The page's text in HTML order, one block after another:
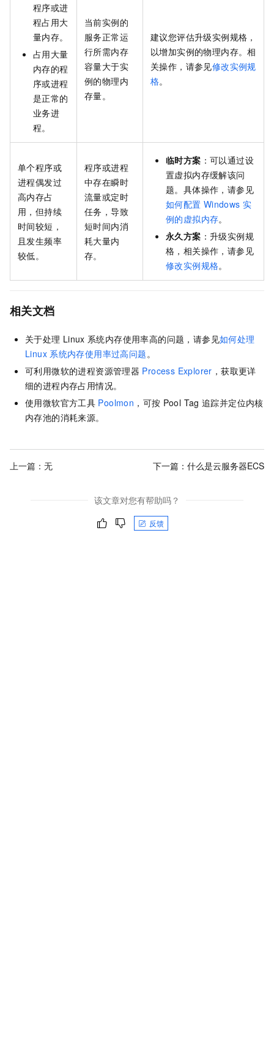
程序或进
程占用大
量内存。
占用大量
内存的程
序或进程
是正常的
业务进
程。
当前实例的
服务正常运
行所需内存
容量大于实
例的物理内
存量。
建议您评估升级实例规格，
以增加实例的物理内存。相
关操作，请参见修改实例规
格。
单个程序或
进程偶发过
高内存占
用，但持续
时间较短，
且发生频率
较低。
程序或进程
中存在瞬时
流量或定时
任务，导致
短时间内消
耗大量内
存。
临时方案 ：可以通过设
置虚拟内存缓解该问
题。具体操作，请参见
如何配置 Windows 实
例的虚拟内存。
永久方案 ：升级实例规
格，相关操作，请参见
修改实例规格。
相关文档
关于处理 Linux 系统内存使用率高的问题，请参见如何处理
Linux 系统内存使用率过高问题。
可利用微软的进程资源管理器 Process Explorer ，获取更详
细的进程内存占用情况。
使用微软官方工具 Poolmon ，可按 Pool Tag 追踪并定位内核
内存池的消耗来源。
上一篇：无 下一篇： 什么是云服务器ECS
该文章对您有帮助吗？
反馈